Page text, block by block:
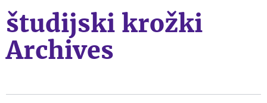
študijski krožki
Archives